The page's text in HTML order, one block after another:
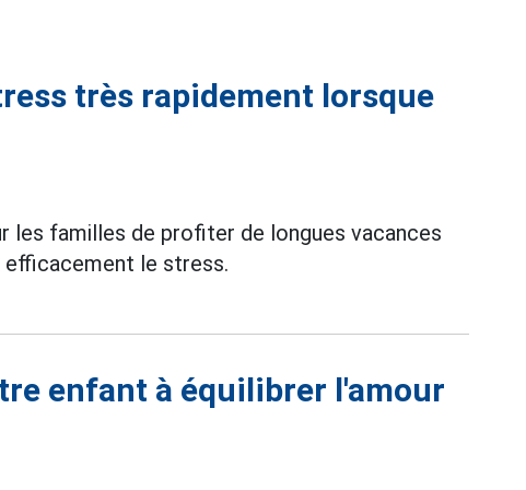
très rapidement lorsque
les familles de profiter de longues vacances
efficacement le stress.
enfant à équilibrer l'amour